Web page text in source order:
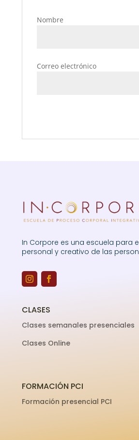
Nombre
Correo electrónico
In Corpore es una escuela para
personal y creativo de las
CLASES
Clases semanales presenciales
Clases Online
FORMACIÓN PCI
Formación presencial PCI